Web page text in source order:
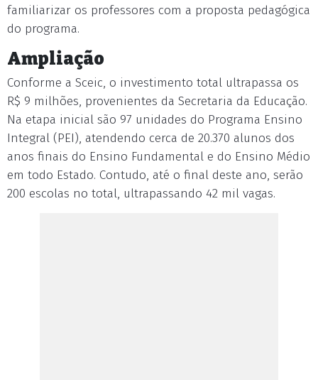
familiarizar os professores com a proposta pedagógica
do programa.
Ampliação
Conforme a Sceic, o investimento total ultrapassa os
R$ 9 milhões, provenientes da Secretaria da Educação.
Na etapa inicial são 97 unidades do Programa Ensino
Integral (PEI), atendendo cerca de 20.370 alunos dos
anos finais do Ensino Fundamental e do Ensino Médio
em todo Estado. Contudo, até o final deste ano, serão
200 escolas no total, ultrapassando 42 mil vagas.